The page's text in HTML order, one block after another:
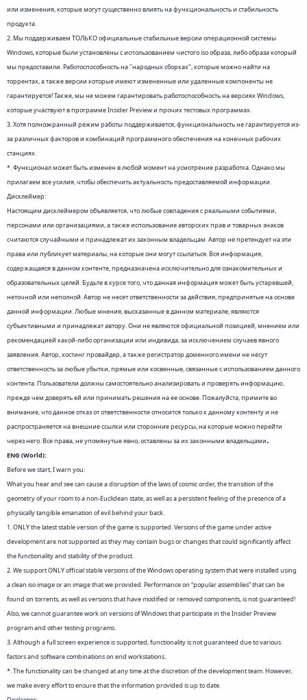
или изменения, которые могут существенно влиять на функциональность и стабильность
продукта.
2. Мы поддерживаем ТОЛЬКО официальные стабильные версии операционной системы
Windows, которые были установлены с использованием чистого iso образа, либо образа который
мы предоставили. Работоспособность на "народных сборках", которые можно найти на
торрентах, а также версии которые имеют измененные или удаленные компоненты не
гарантируется! Также, мы не можем гарантировать работоспособность на версиях Windows,
которые участвуют в программе Insider Preview и прочих тестовых программах.
3. Хотя полноэкранный режим работы поддерживается, функциональность не гарантируется из-
за различных факторов и комбинаций программного обеспечения на конечных рабочих
станциях.
*. Функционал может быть изменен в любой момент на усмотрение разработка. Однако мы
прилагаем все усилия, чтобы обеспечить актуальность предоставляемой информации.
Дисклеймер:
Настоящим дисклеймером объявляется, что любые совпадения с реальными событиями,
персонами или организациями, а также использование авторских прав и товарных знаков
считаются случайными и принадлежат их законным владельцам. Автор не претендует на эти
права или публикует материалы, на которые они могут ссылаться. Вся информация,
содержащаяся в данном контенте, предназначена исключительно для ознакомительных и
образовательных целей. Будьте в курсе того, что данная информация может быть устаревшей,
неточной или неполной. Автор не несет ответственности за действия, предпринятые на основе
данной информации. Любые мнения, высказанные в данном материале, являются
субъективными и принадлежат автору. Они не являются официальной позицией, мнением или
рекомендацией какой-либо организации или индивида, за исключением случаев явного
заявления. Автор, хостинг провайдер, а также регистратор доменного имени не несут
ответственность за любые убытки, прямые или косвенные, связанные с использованием данного
контента. Пользователи должны самостоятельно анализировать и проверять информацию,
прежде чем доверять ей или принимать решения на ее основе. Пожалуйста, примите во
внимание, что данное отказ от ответственности относится только к данному контенту и не
распространяется на внешние ссылки или сторонние ресурсы, на которые можно перейти
через него. Все права, не упомянутые явно, оставлены за их законными владельцами.
ENG (World):
Before we start, I warn you:
What you hear and see can cause a disruption of the laws of cosmic order, the transition of the
geometry of your room to a non-Euclidean state, as well as a persistent feeling of the presence of a
physically tangible emanation of evil behind your back.
1. ONLY the latest stable version of the game is supported. Versions of the game under active
development are not supported as they may contain bugs or changes that could significantly affect
the functionality and stability of the product.
2. We support ONLY official stable versions of the Windows operating system that were installed using
a clean iso image or an image that we provided. Performance on “popular assemblies” that can be
found on torrents, as well as versions that have modified or removed components, is not guaranteed!
Also, we cannot guarantee work on versions of Windows that participate in the Insider Preview
program and other testing programs.
3. Although a full screen experience is supported, functionality is not guaranteed due to various
factors and software combinations on end workstations.
*. The functionality can be changed at any time at the discretion of the development team. However,
we make every effort to ensure that the information provided is up to date.